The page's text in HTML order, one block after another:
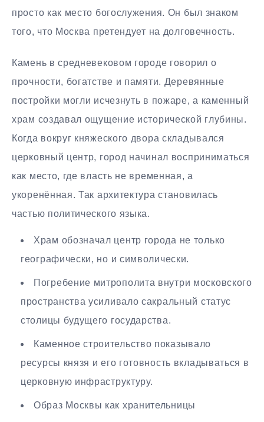
просто как место богослужения. Он был знаком
того, что Москва претендует на долговечность.
Камень в средневековом городе говорил о
прочности, богатстве и памяти. Деревянные
постройки могли исчезнуть в пожаре, а каменный
храм создавал ощущение исторической глубины.
Когда вокруг княжеского двора складывался
церковный центр, город начинал восприниматься
как место, где власть не временная, а
укоренённая. Так архитектура становилась
частью политического языка.
Храм обозначал центр города не только
географически, но и символически.
Погребение митрополита внутри московского
пространства усиливало сакральный статус
столицы будущего государства.
Каменное строительство показывало
ресурсы князя и его готовность вкладываться в
церковную инфраструктуру.
Образ Москвы как хранительницы